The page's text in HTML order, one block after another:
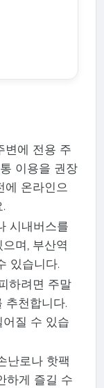
변에 전용 주
이용을 권장
에 온라인으
시내버스를
며, 부산역
있습니다.
하려면 주말
추천합니다.
질 수 있습
난로나 핫팩
하게 즐길 수